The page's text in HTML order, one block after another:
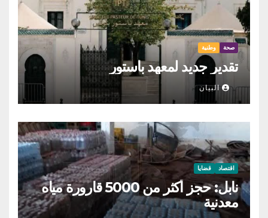
صحة وطنية
تقدير جديد لمعهد باستور
البيان
اقتصاد قضايا
نابل: حجز أكثر من 5000 قارورة مياه
معدنية